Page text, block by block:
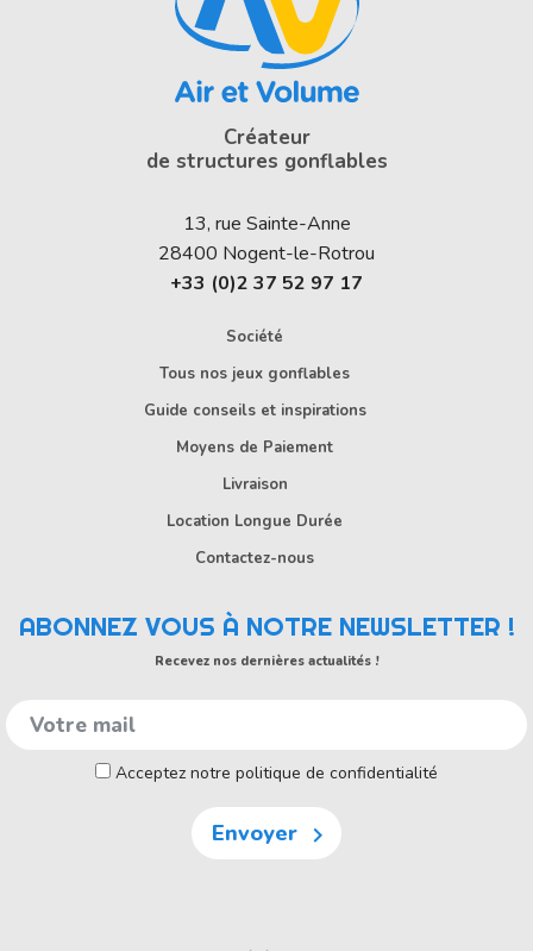
Créateur
de structures gonflables
13, rue Sainte-Anne
28400 Nogent-le-Rotrou
+33 (0)2 37 52 97 17
Société
Tous nos jeux gonflables
Guide conseils et inspirations
Moyens de Paiement
Livraison
Location Longue Durée
Contactez-nous
ABONNEZ VOUS À NOTRE NEWSLETTER !
Recevez nos dernières actualités !
Acceptez notre politique de confidentialité
Envoyer 